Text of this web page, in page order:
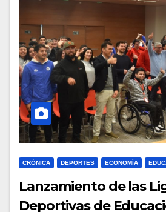
CRÓNICA DEPORTES ECONOMÍA
Lanzamiento de las
Deportivas de